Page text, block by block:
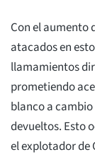
Con el aumento
atacados en
llamamientos
prometiendo
blanco a
devueltos. Esto
el explotador de